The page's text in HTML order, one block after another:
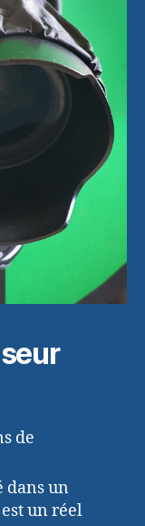
de
dans un
un réel